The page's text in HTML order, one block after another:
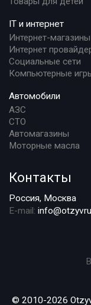
IT и интернет
Интернет-магазины
Интернет
Социальные сети
Компьютерные
Автомобили
АЗС
СТО
Автомагазины
Моторные масла
Контакты
Россия, Москва
E-mail:
© 2010-2026